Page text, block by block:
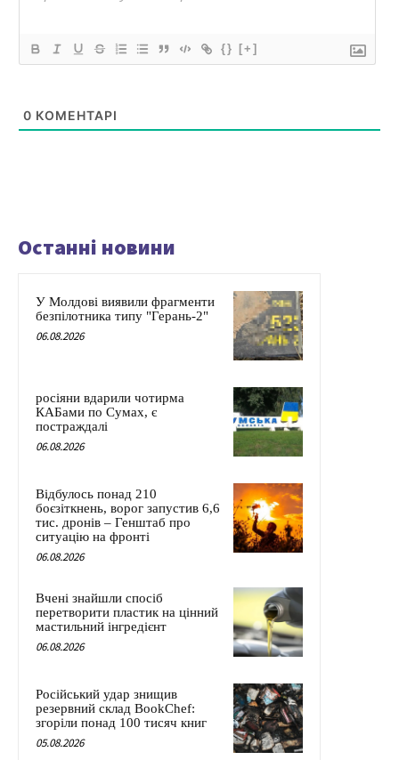
{} [+]
0 КОМЕНТАРІ
Останні новини
У Молдові виявили фрагменти
безпілотника типу "Герань-2"
06.08.2026
росіяни вдарили чотирма
КАБами по Сумах, є
постраждалі
06.08.2026
Відбулось понад 210
боєзіткнень, ворог запустив 6,6
тис. дронів – Генштаб про
ситуацію на фронті
06.08.2026
Вчені знайшли спосіб
перетворити пластик на цінний
мастильний інгредієнт
06.08.2026
Російський удар знищив
резервний склад BookChef:
згоріли понад 100 тисяч книг
05.08.2026